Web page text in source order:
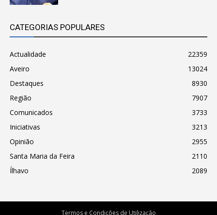
CATEGORIAS POPULARES
Actualidade
22359
Aveiro
13024
Destaques
8930
Região
7907
Comunicados
3733
Iniciativas
3213
Opinião
2955
Santa Maria da Feira
2110
Ílhavo
2089
Termos e Condições de Utilização